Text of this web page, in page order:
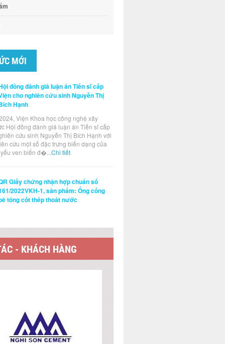
MỚI
đồng đánh giá luận án Tiến sĩ cấp
cho nghiên cứu sinh Nguyễn Thị
Hạnh
Viện Khoa học công nghệ xây
Hội đồng đánh giá luận án Tiến sĩ cấp
cứu sinh Nguyễn Thị Bích Hạnh với
cứu một số đặc trưng biến dạng của
ven biển đ�...Chi tiết
Giấy chứng nhận hợp chuẩn số
2022VKH-1, sản phẩm: Ống cống
tông cốt thép thoát nước
- KHÁCH HÀNG